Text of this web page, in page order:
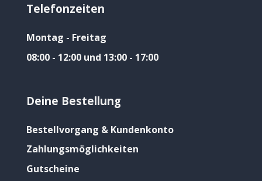
Telefonzeiten
Montag - Freitag
08:00 - 12:00 und 13:00 - 17:00
Deine Bestellung
Bestellvorgang & Kundenkonto
Zahlungsmöglichkeiten
Gutscheine